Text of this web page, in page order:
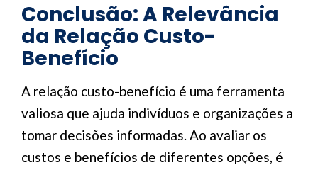
Conclusão: A Relevância
da Relação Custo-
Benefício
A relação custo-benefício é uma ferramenta
valiosa que ajuda indivíduos e organizações a
tomar decisões informadas. Ao avaliar os
custos e benefícios de diferentes opções, é